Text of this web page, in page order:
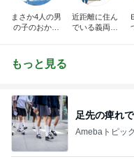
まさか4人の男
の子のおかあ
近距離に住ん
でいる義両親
もっと見る
足先の痺れ
Amebaトピッ